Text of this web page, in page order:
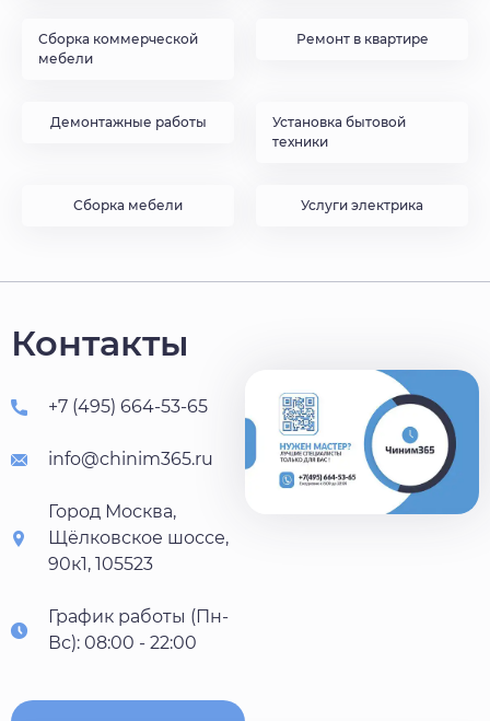
Сборка коммерческой
мебели
Ремонт в квартире
Демонтажные работы
Установка бытовой
техники
Сборка мебели Услуги электрика
Контакты
+7 (495) 664-53-65
info@chinim365.ru
Город Москва,
Щёлковское шоссе,
90к1, 105523
График работы (Пн-
Вс): 08:00 - 22:00